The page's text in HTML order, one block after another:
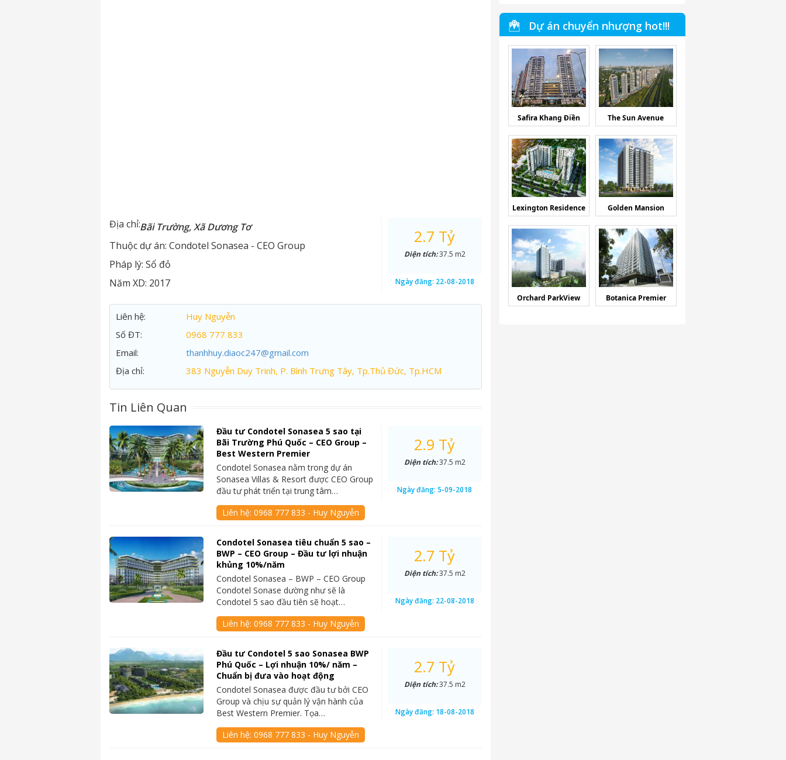
Địa chỉ:Bãi Trường, Xã Dương Tơ
Thuộc dự án: Condotel Sonasea - CEO Group
Pháp lý: Sổ đỏ
Năm XD: 2017
2.7 Tỷ
Diện tích:37.5 m2
Ngày đăng: 22-08-2018
Liên hệ:
Huy Nguyễn
Số ĐT:
0968 777 833
Email:
thanhhuy.diaoc247@gmail.com
Địa chỉ:
383 Nguyễn Duy Trinh, P. Bình Trưng Tây, Tp.Thủ Đức, Tp.HCM
Tin Liên Quan
Đầu tư Condotel Sonasea 5 sao tại
Bãi Trường Phú Quốc – CEO Group –
Best Western Premier
Condotel Sonasea nằm trong dự án
Sonasea Villas & Resort được CEO Group
đầu tư phát triển tại trung tâm…
Liên hệ:0968 777 833 - Huy Nguyễn
2.9 Tỷ
Diện tích:37.5 m2
Ngày đăng:5-09-2018
Condotel Sonasea tiêu chuẩn 5 sao –
BWP – CEO Group – Đầu tư lợi nhuận
khủng 10%/năm
Condotel Sonasea – BWP – CEO Group
Condotel Sonase dường như sẽ là
Condotel 5 sao đầu tiên sẽ hoạt…
Liên hệ:0968 777 833 - Huy Nguyễn
2.7 Tỷ
Diện tích:37.5 m2
Ngày đăng: 22-08-2018
Đầu tư Condotel 5 sao Sonasea BWP
Phú Quốc – Lợi nhuận 10%/ năm –
Chuẩn bị đưa vào hoạt động
Condotel Sonasea được đầu tư bởi CEO
Group và chịu sự quản lý vận hành của
Best Western Premier. Tọa…
Liên hệ:0968 777 833 - Huy Nguyễn
2.7 Tỷ
Diện tích:37.5 m2
Ngày đăng: 18-08-2018
Dự án chuyển nhượng hot!!!
Safira Khang Điền The Sun Avenue
Lexington Residence Golden Mansion
Orchard ParkView Botanica Premier